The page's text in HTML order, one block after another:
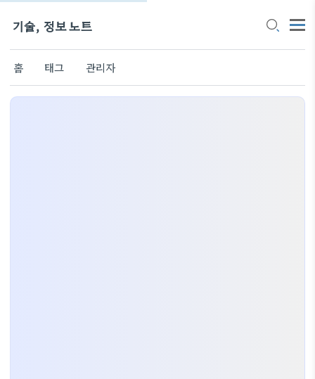
기술, 정보 노트
홈 태그 관리자